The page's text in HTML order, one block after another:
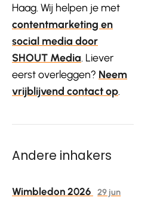
Haag. Wij helpen je met
contentmarketing en
social media door
SHOUT Media . Liever
eerst overleggen? Neem
vrijblijvend contact op
Andere inhakers
Wimbledon 2026 29 jun